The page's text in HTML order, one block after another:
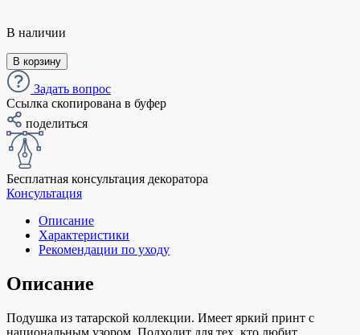
В наличии
В корзину
Задать вопрос
Ссылка скопирована в буфер
поделиться
Бесплатная консультация декоратора
Консультация
Описание
Характеристики
Рекомендации по уходу
Описание
Подушка из татарской коллекции. Имеет яркий принт с
национальным узором. Подходит для тех, кто любит